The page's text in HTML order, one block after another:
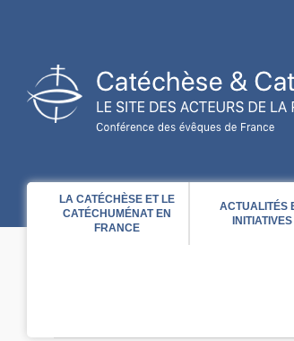
LA CATÉCHÈSE ET LE
CATÉCHUMÉNAT EN
FRANCE
ACTUALITÉS
INITIATIVES